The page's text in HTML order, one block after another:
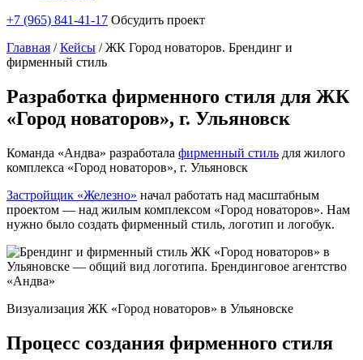
+7 (965) 841-41-17 Обсудить проект
Главная /Кейсы /ЖК Город новаторов. Брендинг и
фирменный стиль
Разработка фирменного стиля для ЖК
«Город новаторов», г. Ульяновск
Команда «Андва» разработала фирменный стиль для жилого
комплекса «Город новаторов», г. Ульяновск
Застройщик «Железно» начал работать над масштабным
проектом — над жилым комплексом «Город новаторов». Нам
нужно было создать фирменный стиль, логотип и логобук.
Визуализация ЖК «Город новаторов» в Ульяновске
Процесс создания фирменного стиля